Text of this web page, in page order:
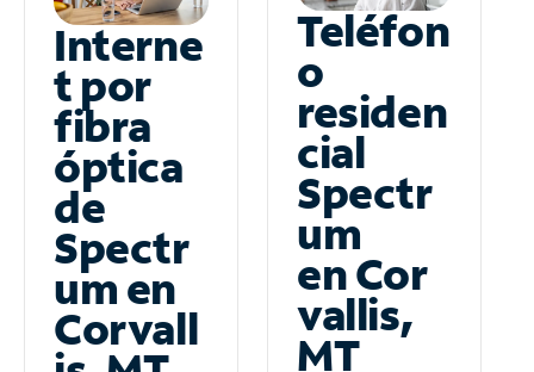
Interne
t por
fibra
óptica
de
Spectr
um en
Corvall
Teléfon
o
residen
cial
Spectr
um
en Cor
vallis,
MT